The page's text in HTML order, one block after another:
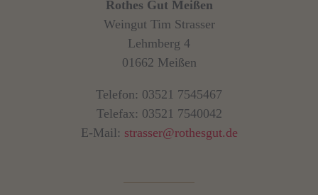
Rothes Gut Meißen
Weingut Tim Strasser
Lehmberg 4
01662 Meißen
Telefon: 03521 7545467
Telefax: 03521 7540042
E-Mail: strasser@rothesgut.de